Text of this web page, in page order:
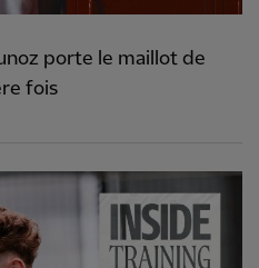
porte le maillot de
fois